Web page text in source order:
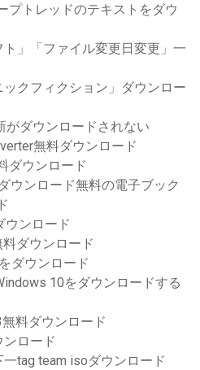
プトレッドのテキストをダウ
ト」「ファイル変更日変更」一
ックフィクション」ダウンロー
がダウンロードされない
無料ダウンロード
ダウンロード
ウンロード無料の電子ブック
ウンロード
ダウンロード
ダウンロード
10をダウンロードする
料ダウンロード
ロード
tag team isoダウンロード